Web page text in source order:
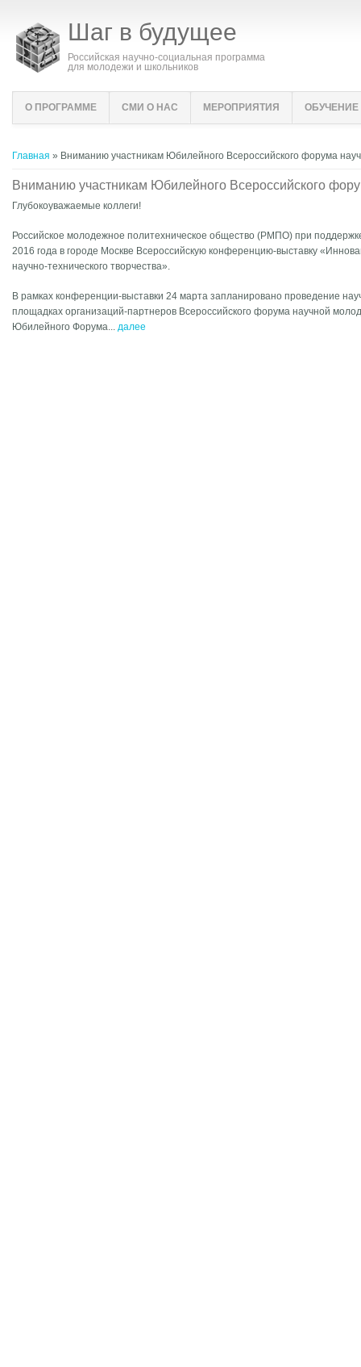
Шаг в будущее
Российская научно-социальная программа
для молодежи и школьников
О ПРОГРАММЕ СМИ О НАС МЕРОПРИЯТИЯ ОБУЧЕНИЕ
Вы здесь
Главная » Вниманию участникам Юбилейного Всероссийского форума
Вниманию участникам Юбилейного Всероссийского
Глубокоуважаемые коллеги!
Российское молодежное политехническое общество (РМПО) при
2016 года в городе Москве Всероссийскую конференцию-выставку
научно-технического творчества».
В рамках конференции-выставки 24 марта запланировано проведение
площадках организаций-партнеров Всероссийского форума научной
Юбилейного Форума... далее